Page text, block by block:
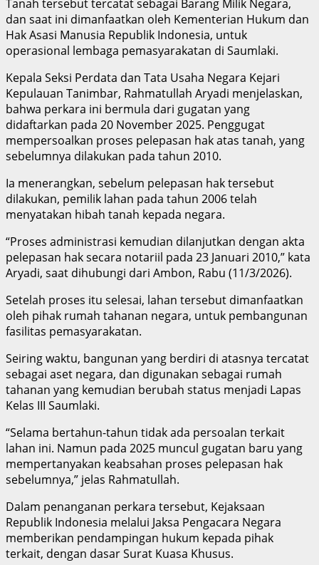
Tanah tersebut tercatat sebagai Barang Milik Negara,
dan saat ini dimanfaatkan oleh Kementerian Hukum dan
Hak Asasi Manusia Republik Indonesia, untuk
operasional lembaga pemasyarakatan di Saumlaki.
Kepala Seksi Perdata dan Tata Usaha Negara Kejari
Kepulauan Tanimbar, Rahmatullah Aryadi menjelaskan,
bahwa perkara ini bermula dari gugatan yang
didaftarkan pada 20 November 2025. Penggugat
mempersoalkan proses pelepasan hak atas tanah, yang
sebelumnya dilakukan pada tahun 2010.
Ia menerangkan, sebelum pelepasan hak tersebut
dilakukan, pemilik lahan pada tahun 2006 telah
menyatakan hibah tanah kepada negara.
“Proses administrasi kemudian dilanjutkan dengan akta
pelepasan hak secara notariil pada 23 Januari 2010,” kata
Aryadi, saat dihubungi dari Ambon, Rabu (11/3/2026).
Setelah proses itu selesai, lahan tersebut dimanfaatkan
oleh pihak rumah tahanan negara, untuk pembangunan
fasilitas pemasyarakatan.
Seiring waktu, bangunan yang berdiri di atasnya tercatat
sebagai aset negara, dan digunakan sebagai rumah
tahanan yang kemudian berubah status menjadi Lapas
Kelas III Saumlaki.
“Selama bertahun-tahun tidak ada persoalan terkait
lahan ini. Namun pada 2025 muncul gugatan baru yang
mempertanyakan keabsahan proses pelepasan hak
sebelumnya,” jelas Rahmatullah.
Dalam penanganan perkara tersebut, Kejaksaan
Republik Indonesia melalui Jaksa Pengacara Negara
memberikan pendampingan hukum kepada pihak
terkait, dengan dasar Surat Kuasa Khusus.